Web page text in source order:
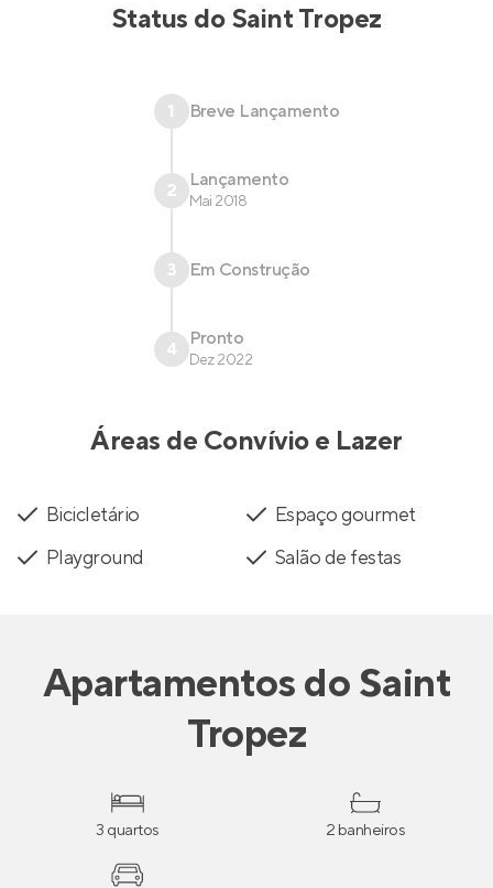
Status doSaint Tropez
1 Breve Lançamento
2 Lançamento
Mai 2018
3 Em Construção
4 Pronto
Dez 2022
Áreas de Convívio e Lazer
Bicicletário
Espaço gourmet
Playground
Salão de festas
ApartamentosdoSaint
Tropez
3 quartos 2 banheiros